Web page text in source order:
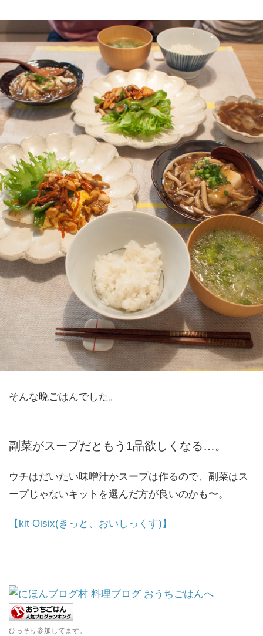
そんな晩ごはんでした。
副菜がスープだともう1品欲しくなる…。
ウチはだいたい味噌汁かスープは作るので、副菜はス
ープじゃないキットを選んだ方が良いのかも〜。
【kit Oisix(きっと、おいしっくす)】
ひっそり参加してます。